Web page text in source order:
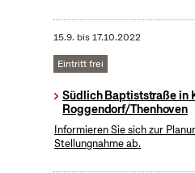
15.9. bis17.10.2022
Eintritt frei
Südlich Baptiststraße in
Roggendorf/Thenhoven
Informieren Sie sich zur
Stellungnahme ab.